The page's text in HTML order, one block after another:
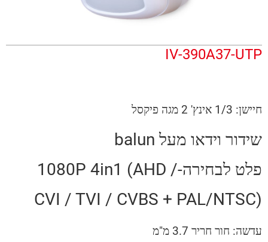
IV-390A37-UTP
חיישן: 1/3 אינץ' 2 מגה פיקסל
שידור וידאו מעל balun
פלט לבחירה-1080P 4in1 (AHD /
CVI / TVI / CVBS + PAL/NTSC)
עדשה: חור חריר 3.7 מ"מ